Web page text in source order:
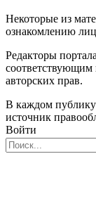
Некоторые из
ознакомлению
Редакторы
соответствующим
авторских прав.
В каждом
источник
Войти